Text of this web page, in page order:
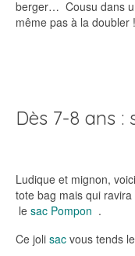
berger… Cousu dans
même pas à la doubler
Dès 7-8 ans
Ludique et mignon,
tote bag mais qui
le sac Pompon .
Ce joli sac vous tends